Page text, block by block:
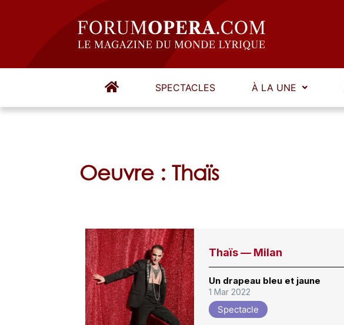
SPECTACLES À LA UNE
Oeuvre : Thaïs
Thaïs — Milan
Un drapeau bleu et jaune
1 Mar 2022
Spectacle